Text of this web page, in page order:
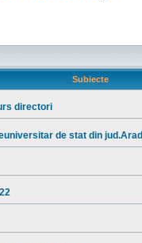
Subiecte
directori
de stat din jud.Arad